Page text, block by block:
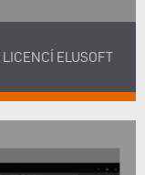
LICENCÍ ELUSOFT